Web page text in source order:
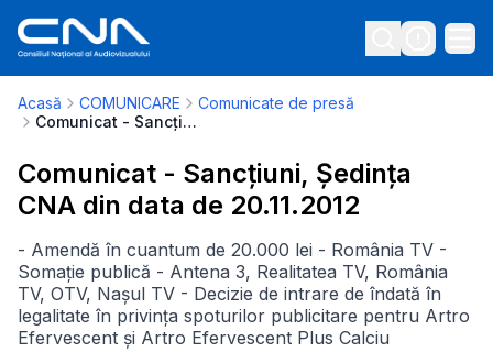
Acasă COMUNICARE
Comunicate de presă
Comunicat - Sancțiuni, Ședința CNA din data de 20.11.2012
Comunicat - Sancțiuni, Ședința
CNA din data de 20.11.2012
- Amendă în cuantum de 20.000 lei - România TV -
Somație publică - Antena 3, Realitatea TV, România
TV, OTV, Nașul TV - Decizie de intrare de îndată în
legalitate în privința spoturilor publicitare pentru Artro
Efervescent și Artro Efervescent Plus Calciu